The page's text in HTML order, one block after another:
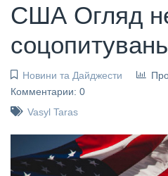
США Огляд
соцопитувань
Новини та Дайджести
Комментарии: 0
Vasyl Taras